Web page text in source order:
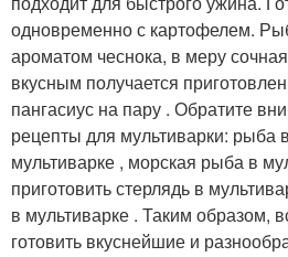
одновременно с картофелем.
ароматом чеснока, в меру
вкусным получается
пангасиус на пару . Обратите
рецепты для мультиварки: рыба
мультиварке , морская рыба в
приготовить стерлядь в
в мультиварке . Таким образом,
готовить вкуснейшие и